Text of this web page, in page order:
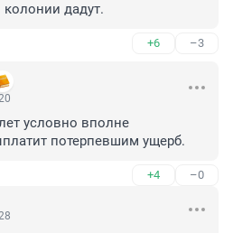
дадут.
+6 –3
условно вполне
потерпевшим ущерб.
+4 –0